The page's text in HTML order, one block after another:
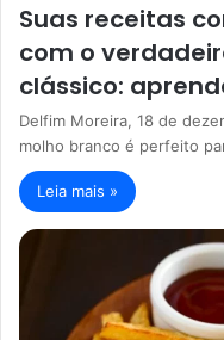
Suas receitas
com o
clássico:
Delfim Moreira, 18 de
molho branco é perfeito
Leia mais »